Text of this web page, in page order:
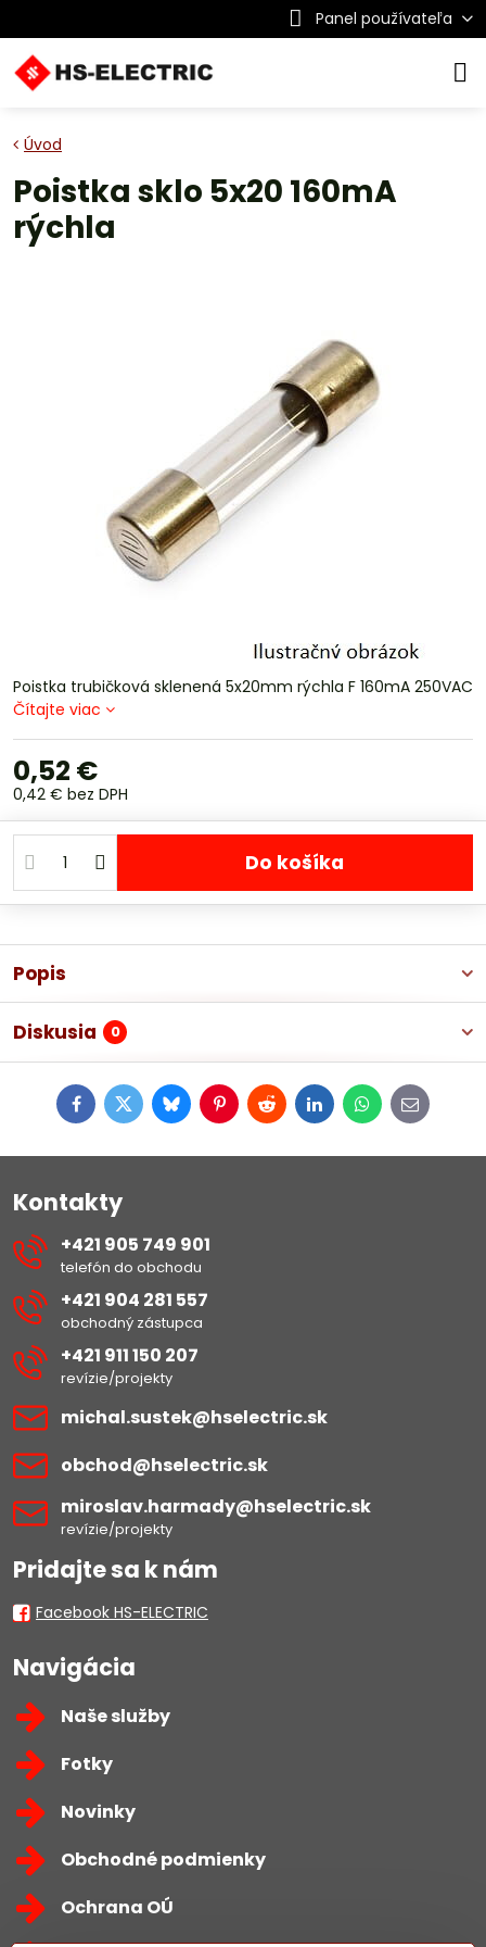
Panel používateľa
Úvod
Poistka sklo 5x20 160mA
rýchla
Poistka trubičková sklenená 5x20mm rýchla F 160mA 250VAC
Čítajte viac
0,52 €
0,42 € bez DPH
Do košíka
Popis
Diskusia 0
FacebookTwitterBlueskyPinterestRedditLinkedInWhatsApp
E-
mail
Kontakty
+421 905 749 901
telefón do obchodu
+421 904 281 557
obchodný zástupca
+421 911 150 207
revízie/projekty
michal​.sustek​@hselectric​.sk
obchod​@hselectric​.sk
miroslav​.harmady​@hselectric​.sk
revízie/projekty
Pridajte sa k nám
Facebook HS-ELECTRIC
Navigácia
Naše služby
Fotky
Novinky
Obchodné podmienky
Ochrana OÚ